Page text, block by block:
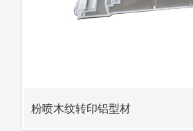
粉喷木纹转印铝型材